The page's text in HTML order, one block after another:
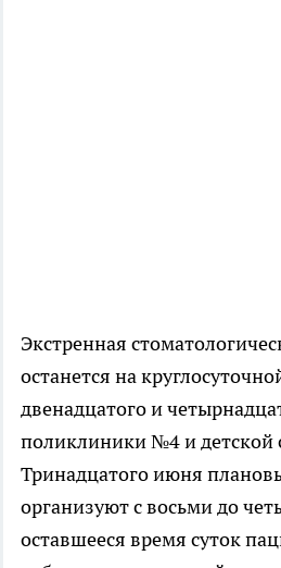
Экстренная
останется на
двенадцатого и
поликлиники №4 и детской
Тринадцатого июня
организуют с восьми до
оставшееся время суток